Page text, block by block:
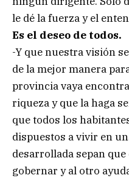
le dé la fuerza y el
Es el deseo de todos.
-Y que nuestra visión
de la mejor manera
provincia vaya
riqueza y que la haga
que todos los
dispuestos a vivir en
desarrollada sepan que
gobernar y al otro